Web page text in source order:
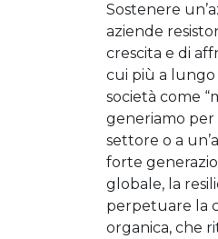
Sostenere
aziende
crescita e di
cui più a lungo
società come
generiamo per
settore o a
forte
globale, la
perpetuare la
organica, che